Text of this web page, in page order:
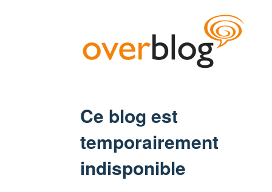
Ce blog est
temporairement
indisponible